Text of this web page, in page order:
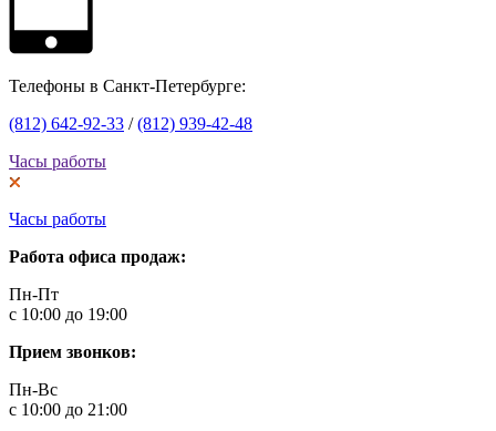
Телефоны в Санкт-Петербурге:
(812) 642-92-33 /(812) 939-42-48
Часы работы
Часы работы
Работа офиса продаж:
Пн-Пт
с 10:00 до 19:00
Прием звонков:
Пн-Вс
с 10:00 до 21:00